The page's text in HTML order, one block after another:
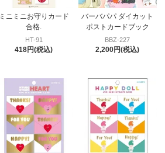
ミニミニお守りカード
合格.
HT-91
418円(税込)
バーバパパ ダイカット
ポストカードブック
BBZ-227
2,200円(税込)